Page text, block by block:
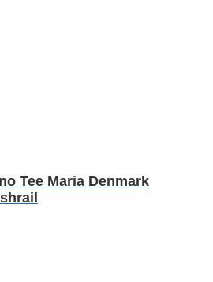
Tee Maria Denmark